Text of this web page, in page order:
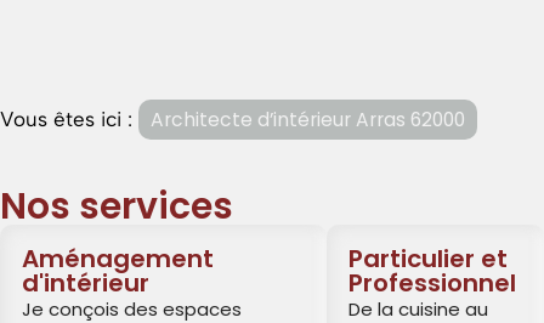
Vous êtes ici : Architecte d’intérieur Arras 62000
Nos services
Aménagement
d'intérieur
Je conçois des espaces
Particulier et
Professionnel
De la cuisine au